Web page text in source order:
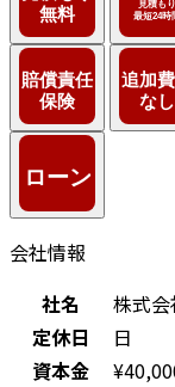
会社情報
社名
株式
定休日
日
資本金